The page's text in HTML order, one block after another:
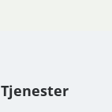
Tjenester